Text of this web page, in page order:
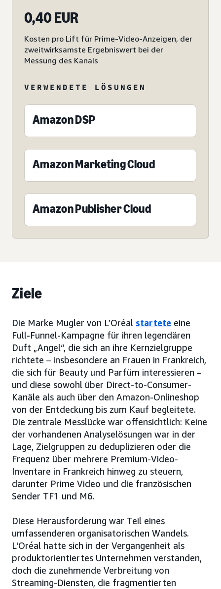
0,40 EUR
Kosten pro Lift für Prime-Video-Anzeigen, der
zweitwirksamste Ergebniswert bei der
Messung des Kanals
VERWENDETE LÖSUNGEN
Amazon DSP
Amazon Marketing Cloud
Amazon Publisher Cloud
Ziele
Die Marke Mugler von L’Oréal startete eine
Full-Funnel-Kampagne für ihren legendären
Duft „Angel“, die sich an ihre Kernzielgruppe
richtete – insbesondere an Frauen in Frankreich,
die sich für Beauty und Parfüm interessieren –
und diese sowohl über Direct-to-Consumer-
Kanäle als auch über den Amazon-Onlineshop
von der Entdeckung bis zum Kauf begleitete.
Die zentrale Messlücke war offensichtlich: Keine
der vorhandenen Analyselösungen war in der
Lage, Zielgruppen zu deduplizieren oder die
Frequenz über mehrere Premium-Video-
Inventare in Frankreich hinweg zu steuern,
darunter Prime Video und die französischen
Sender TF1 und M6.
Diese Herausforderung war Teil eines
umfassenderen organisatorischen Wandels.
L'Oréal hatte sich in der Vergangenheit als
produktorientiertes Unternehmen verstanden,
doch die zunehmende Verbreitung von
Streaming-Diensten, die fragmentierten